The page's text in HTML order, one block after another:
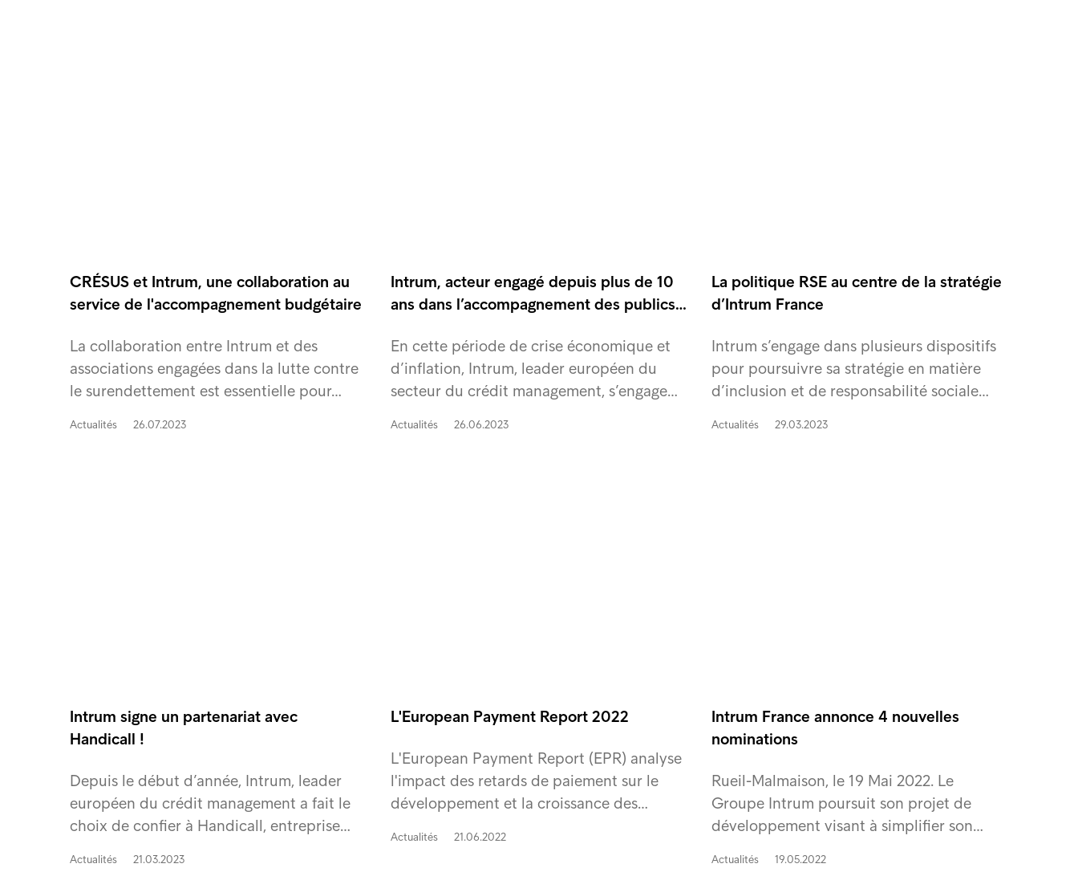
CRÉSUS et Intrum, une collaboration au
service de l'accompagnement budgétaire
La collaboration entre Intrum et des
associations engagées dans la lutte contre
le surendettement est essentielle pour…
Actualités 26.07.2023
Intrum, acteur engagé depuis plus de 10
ans dans l’accompagnement des publics…
En cette période de crise économique et
d’inflation, Intrum, leader européen du
secteur du crédit management, s’engage…
Actualités 26.06.2023
La politique RSE au centre de la stratégie
d’Intrum France
Intrum s’engage dans plusieurs dispositifs
pour poursuivre sa stratégie en matière
d’inclusion et de responsabilité sociale…
Actualités 29.03.2023
Intrum signe un partenariat avec
Handicall !
Depuis le début d’année, Intrum, leader
européen du crédit management a fait le
choix de confier à Handicall, entreprise…
Actualités 21.03.2023
L'European Payment Report 2022
L'European Payment Report (EPR) analyse
l'impact des retards de paiement sur le
développement et la croissance des…
Actualités 21.06.2022
Intrum France annonce 4 nouvelles
nominations
Rueil-Malmaison, le 19 Mai 2022. Le
Groupe Intrum poursuit son projet de
développement visant à simplifier son…
Actualités 19.05.2022